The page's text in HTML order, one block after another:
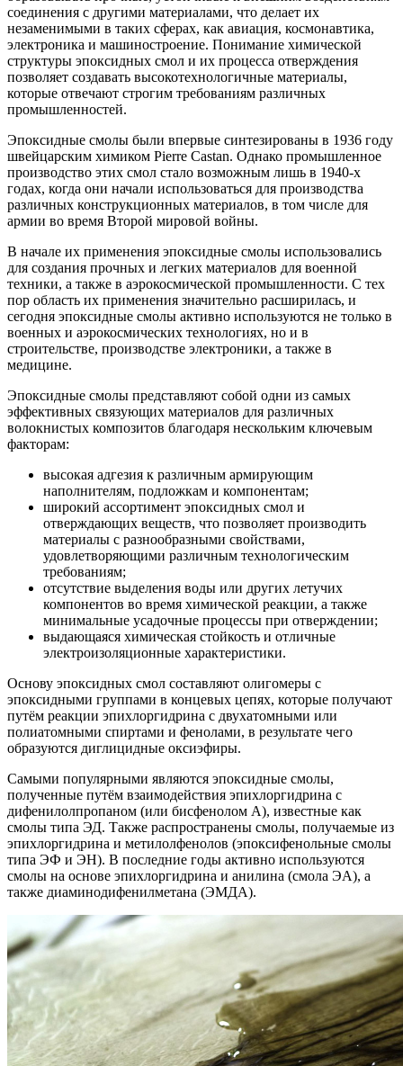
соединения с другими материалами, что делает их
незаменимыми в таких сферах, как авиация, космонавтика,
электроника и машиностроение. Понимание химической
структуры эпоксидных смол и их процесса отверждения
позволяет создавать высокотехнологичные материалы,
которые отвечают строгим требованиям различных
промышленностей.
Эпоксидные смолы были впервые синтезированы в 1936 году
швейцарским химиком Pierre Castan. Однако промышленное
производство этих смол стало возможным лишь в 1940-х
годах, когда они начали использоваться для производства
различных конструкционных материалов, в том числе для
армии во время Второй мировой войны.
В начале их применения эпоксидные смолы использовались
для создания прочных и легких материалов для военной
техники, а также в аэрокосмической промышленности. С тех
пор область их применения значительно расширилась, и
сегодня эпоксидные смолы активно используются не только в
военных и аэрокосмических технологиях, но и в
строительстве, производстве электроники, а также в
медицине.
Эпоксидные смолы представляют собой одни из самых
эффективных связующих материалов для различных
волокнистых композитов благодаря нескольким ключевым
факторам:
высокая адгезия к различным армирующим
наполнителям, подложкам и компонентам;
широкий ассортимент эпоксидных смол и
отверждающих веществ, что позволяет производить
материалы с разнообразными свойствами,
удовлетворяющими различным технологическим
требованиям;
отсутствие выделения воды или других летучих
компонентов во время химической реакции, а также
минимальные усадочные процессы при отверждении;
выдающаяся химическая стойкость и отличные
электроизоляционные характеристики.
Основу эпоксидных смол составляют олигомеры с
эпоксидными группами в концевых цепях, которые получают
путём реакции эпихлоргидрина с двухатомными или
полиатомными спиртами и фенолами, в результате чего
образуются диглицидные оксиэфиры.
Самыми популярными являются эпоксидные смолы,
полученные путём взаимодействия эпихлоргидрина с
дифенилолпропаном (или бисфенолом А), известные как
смолы типа ЭД. Также распространены смолы, получаемые из
эпихлоргидрина и метилолфенолов (эпоксифенольные смолы
типа ЭФ и ЭН). В последние годы активно используются
смолы на основе эпихлоргидрина и анилина (смола ЭА), а
также диаминодифенилметана (ЭМДА).